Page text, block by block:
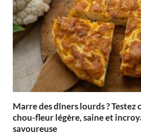
Marre des dîners lourds ?
chou-fleur légère, saine et
savoureuse